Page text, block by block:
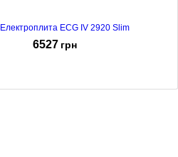
Електроплита ECG IV 2920 Slim
6527 грн